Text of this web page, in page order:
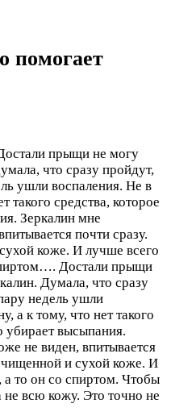
помогает
прыщи не могу
что сразу пройдут,
ушли воспаления. Не в
такого средства, которое
Зеркалин мне
почти сразу.
коже. И лучше всего
Достали прыщи
Думала, что сразу
недель ушли
а к тому, что нет такого
убирает высыпания.
не виден, впитывается
и сухой коже. И
а то он со спиртом. Чтобы
всю кожу. Это точно не